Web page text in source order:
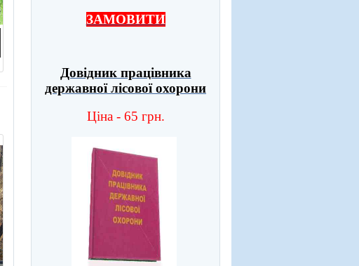
ЗАМОВИТИ
Довідник працівника
державної лісової охорони
Ціна - 65 грн.